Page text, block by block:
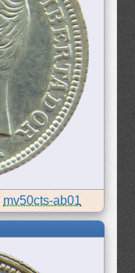
mv50cts-ab01